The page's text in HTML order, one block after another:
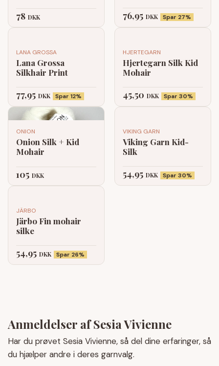
78 DKK 76,95 DKK Spar 27%
LANA GROSSA
Lana Grossa
Silkhair Print
77,95 DKK Spar 12%
HJERTEGARN
Hjertegarn Silk Kid
Mohair
45,50 DKK Spar 30%
ONION
Onion Silk + Kid
Mohair
105 DKK
VIKING GARN
Viking Garn Kid-
Silk
54,95 DKK Spar 30%
JÄRBO
Järbo Fin mohair
silke
54,95 DKK Spar 26%
Anmeldelser af Sesia Vivienne
Har du prøvet Sesia Vivienne, så del dine erfaringer, så
du hjælper andre i deres garnvalg.